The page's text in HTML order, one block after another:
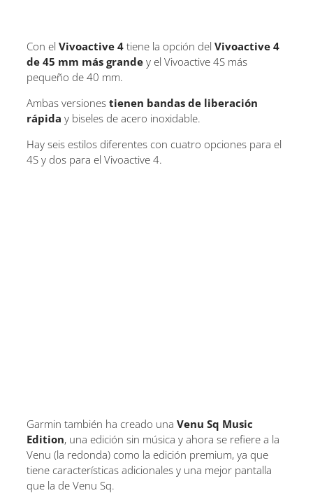
Con el Vivoactive 4 tiene la opción del Vivoactive 4
de 45 mm más grande y el Vivoactive 4S más
pequeño de 40 mm.
Ambas versiones tienen bandas de liberación
rápida y biseles de acero inoxidable.
Hay seis estilos diferentes con cuatro opciones para el
4S y dos para el Vivoactive 4.
Garmin también ha creado una Venu Sq Music
Edition, una edición sin música y ahora se refiere a la
Venu (la redonda) como la edición premium, ya que
tiene características adicionales y una mejor pantalla
que la de Venu Sq.